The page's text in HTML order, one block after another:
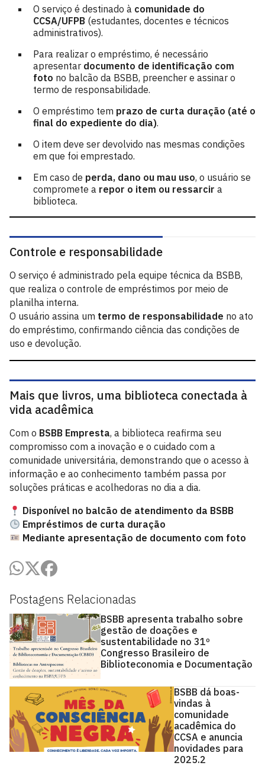
Postagens Relacionadas
BSBB apresenta trabalho sobre
gestão de doações e
sustentabilidade no 31º
Congresso Brasileiro de
Biblioteconomia e Documentação
BSBB dá boas-
vindas à
comunidade
acadêmica do
CCSA e anuncia
novidades para
2025.2
O serviço é destinado à comunidade do
CCSA/UFPB (estudantes, docentes e técnicos
administrativos).
Para realizar o empréstimo, é necessário
apresentar documento de identificação com
foto no balcão da BSBB, preencher e assinar o
termo de responsabilidade.
O empréstimo tem prazo de curta duração (até o
final do expediente do dia).
O item deve ser devolvido nas mesmas condições
em que foi emprestado.
Em caso de perda, dano ou mau uso, o usuário se
compromete a repor o item ou ressarcir a
biblioteca.
Controle e responsabilidade
O serviço é administrado pela equipe técnica da BSBB,
que realiza o controle de empréstimos por meio de
planilha interna.
O usuário assina um termo de responsabilidade no ato
do empréstimo, confirmando ciência das condições de
uso e devolução.
Mais que livros, uma biblioteca conectada à
vida acadêmica
Com o BSBB Empresta, a biblioteca reafirma seu
compromisso com a inovação e o cuidado com a
comunidade universitária, demonstrando que o acesso à
informação e ao conhecimento também passa por
soluções práticas e acolhedoras no dia a dia.
Disponível no balcão de atendimento da BSBB
Empréstimos de curta duração
Mediante apresentação de documento com foto